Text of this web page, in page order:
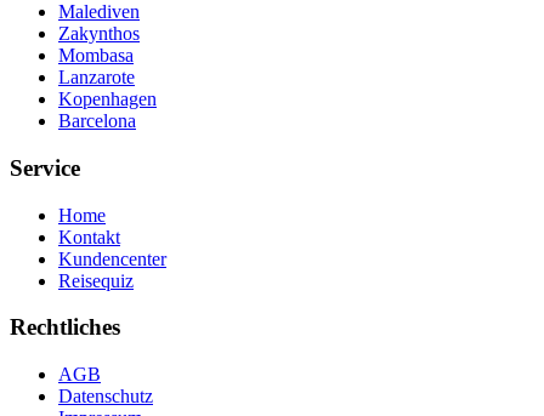
Malediven
Zakynthos
Mombasa
Lanzarote
Kopenhagen
Barcelona
Service
Home
Kontakt
Kundencenter
Reisequiz
Rechtliches
AGB
Datenschutz